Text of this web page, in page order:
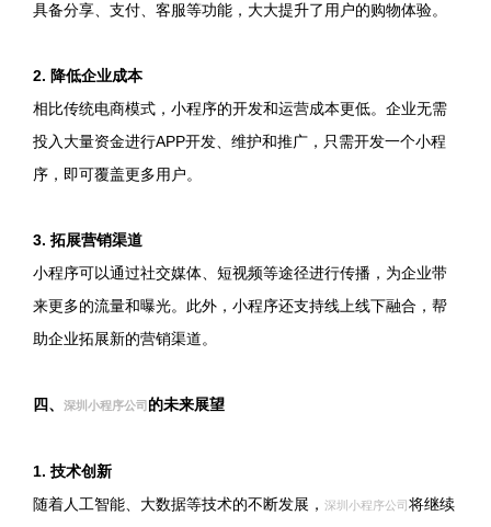
具备分享、支付、客服等功能，大大提升了用户的购物体验。
2. 降低企业成本
相比传统电商模式，小程序的开发和运营成本更低。企业无需
投入大量资金进行APP开发、维护和推广，只需开发一个小程
序，即可覆盖更多用户。
3. 拓展营销渠道
小程序可以通过社交媒体、短视频等途径进行传播，为企业带
来更多的流量和曝光。此外，小程序还支持线上线下融合，帮
助企业拓展新的营销渠道。
四、 深圳小程序公司 的未来展望
1. 技术创新
随着人工智能、大数据等技术的不断发展， 深圳小程序公司 将继续